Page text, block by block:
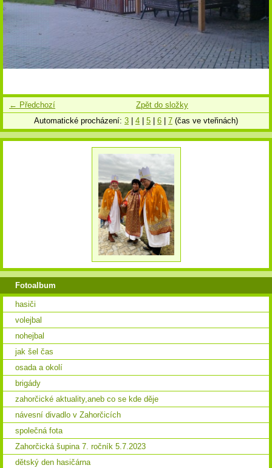
← Předchozí
Zpět do složky
Automatické procházení: 3 4 5 6 7 (čas ve vteřinách)
Fotoalbum
hasiči
volejbal
nohejbal
jak šel čas
osada a okolí
brigády
zahorčické aktuality,aneb co se kde děje
návesní divadlo v Zahorčicích
společná fota
Zahorčická šupina 7. ročník 5.7.2023
dětský den hasičárna